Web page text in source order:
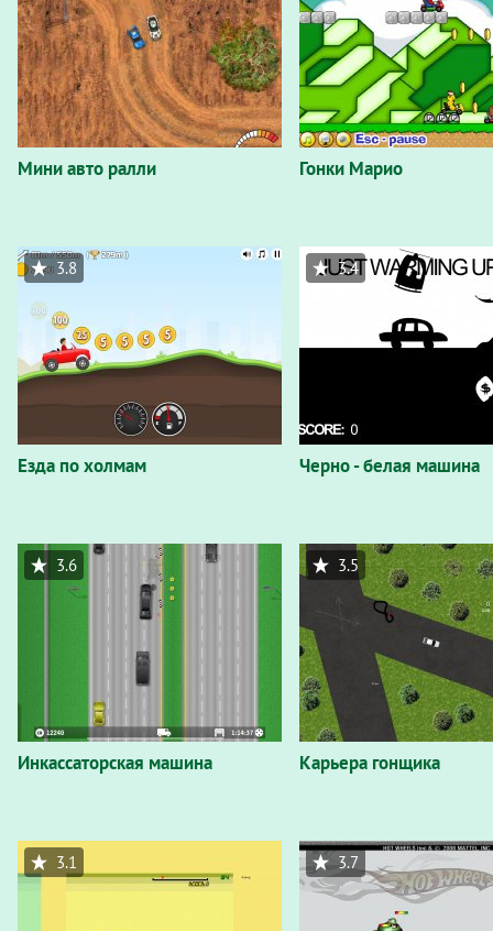
Мини авто ралли Гонки Марио
Езда по холмам
3.8
Черно - белая машина
3.4
Инкассаторская машина
3.6
Карьера гонщика
3.5
3.1 3.7